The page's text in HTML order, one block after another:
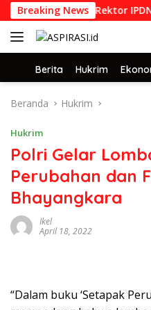
Langsung
ke
konten
Breaking News
Menjadi Rektor IPDN
Home
Berita Hukrim
Beranda Hukrim
Hukrim
Polri Gelar
Perubahan dan
Bhayangkara
Ikel
April 18, 2022
“Dalam buku ‘Setapak